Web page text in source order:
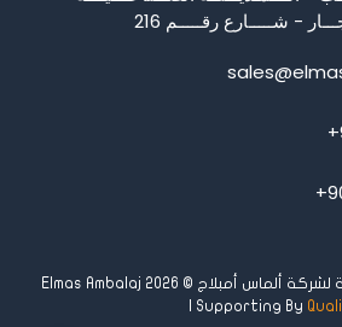
- شـــــارع رقـــــم 216
جميع الحقوق محفوظة لشركة ألماس أمبلاج © Elmas Ambalaj 2026
| Supporting By